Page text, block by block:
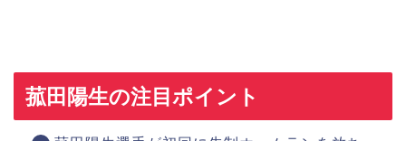
菰田陽生の注目ポイント